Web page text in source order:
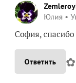
Юлия
София,
Ответить ✿